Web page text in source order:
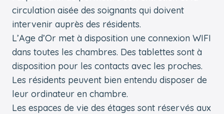
circulation aisée des soignants qui doivent
intervenir auprès des résidents.
L’Age d’Or met à disposition une connexion WIFI
dans toutes les chambres. Des tablettes sont à
disposition pour les contacts avec les proches.
Les résidents peuvent bien entendu disposer de
leur ordinateur en chambre.
Les espaces de vie des étages sont réservés aux